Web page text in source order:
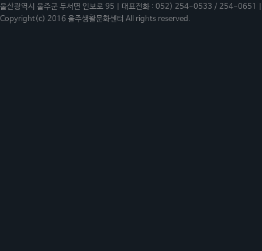
울산광역시 울주군 두서면 인보로 95 | 대표전화 : 052) 254-0533 / 254-
Copyright(c) 2016 울주생활문화센터 All rights reserved.